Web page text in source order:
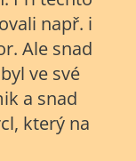
např. i
Ale snad
ve své
a snad
který na